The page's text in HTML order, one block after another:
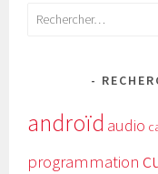
Rechercher :
androïd audio
programmation